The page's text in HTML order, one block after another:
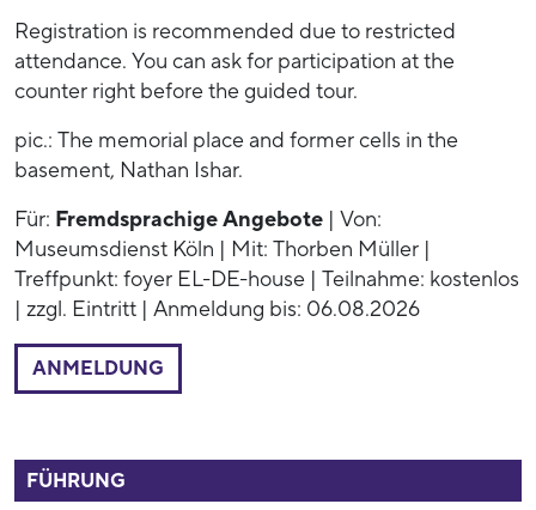
Registration is recommended due to restricted
attendance. You can ask for participation at the
counter right before the guided tour.
pic.: The memorial place and former cells in the
basement, Nathan Ishar.
Für: Fremdsprachige Angebote | Von:
Museumsdienst Köln | Mit: Thorben Müller |
Treffpunkt: foyer EL-DE-house | Teilnahme: kostenlos
| zzgl. Eintritt | Anmeldung bis: 06.08.2026
ANMELDUNG
FÜHRUNG